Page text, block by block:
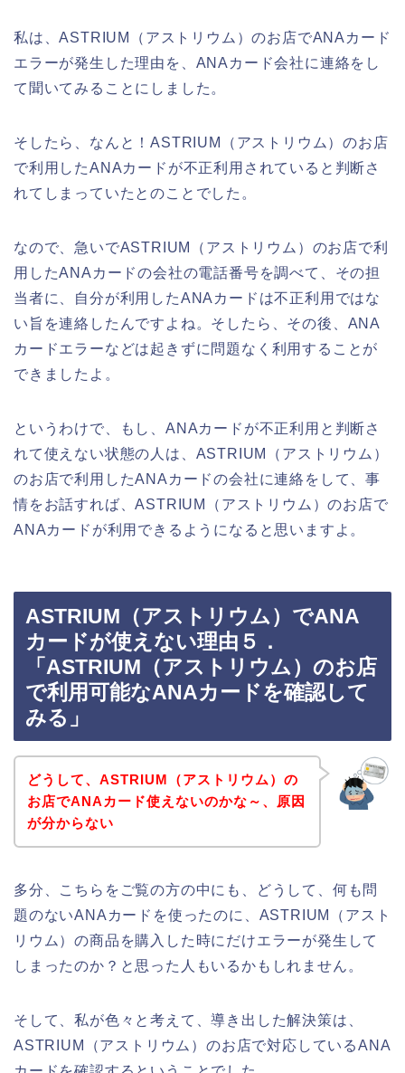
私は、ASTRIUM（アストリウム）のお店でANAカード
エラーが発生した理由を、ANAカード会社に連絡をし
て聞いてみることにしました。
そしたら、なんと！ASTRIUM（アストリウム）のお店
で利用したANAカードが不正利用されていると判断さ
れてしまっていたとのことでした。
なので、急いでASTRIUM（アストリウム）のお店で利
用したANAカードの会社の電話番号を調べて、その担
当者に、自分が利用したANAカードは不正利用ではな
い旨を連絡したんですよね。そしたら、その後、ANA
カードエラーなどは起きずに問題なく利用することが
できましたよ。
というわけで、もし、ANAカードが不正利用と判断さ
れて使えない状態の人は、ASTRIUM（アストリウム）
のお店で利用したANAカードの会社に連絡をして、事
情をお話すれば、ASTRIUM（アストリウム）のお店で
ANAカードが利用できるようになると思いますよ。
ASTRIUM（アストリウム）でANA
カードが使えない理由５．
「ASTRIUM（アストリウム）のお店
で利用可能なANAカードを確認して
みる」
どうして、ASTRIUM（アストリウム）の
お店でANAカード使えないのかな～、原因
が分からない
多分、こちらをご覧の方の中にも、どうして、何も問
題のないANAカードを使ったのに、ASTRIUM（アスト
リウム）の商品を購入した時にだけエラーが発生して
しまったのか？と思った人もいるかもしれません。
そして、私が色々と考えて、導き出した解決策は、
ASTRIUM（アストリウム）のお店で対応しているANA